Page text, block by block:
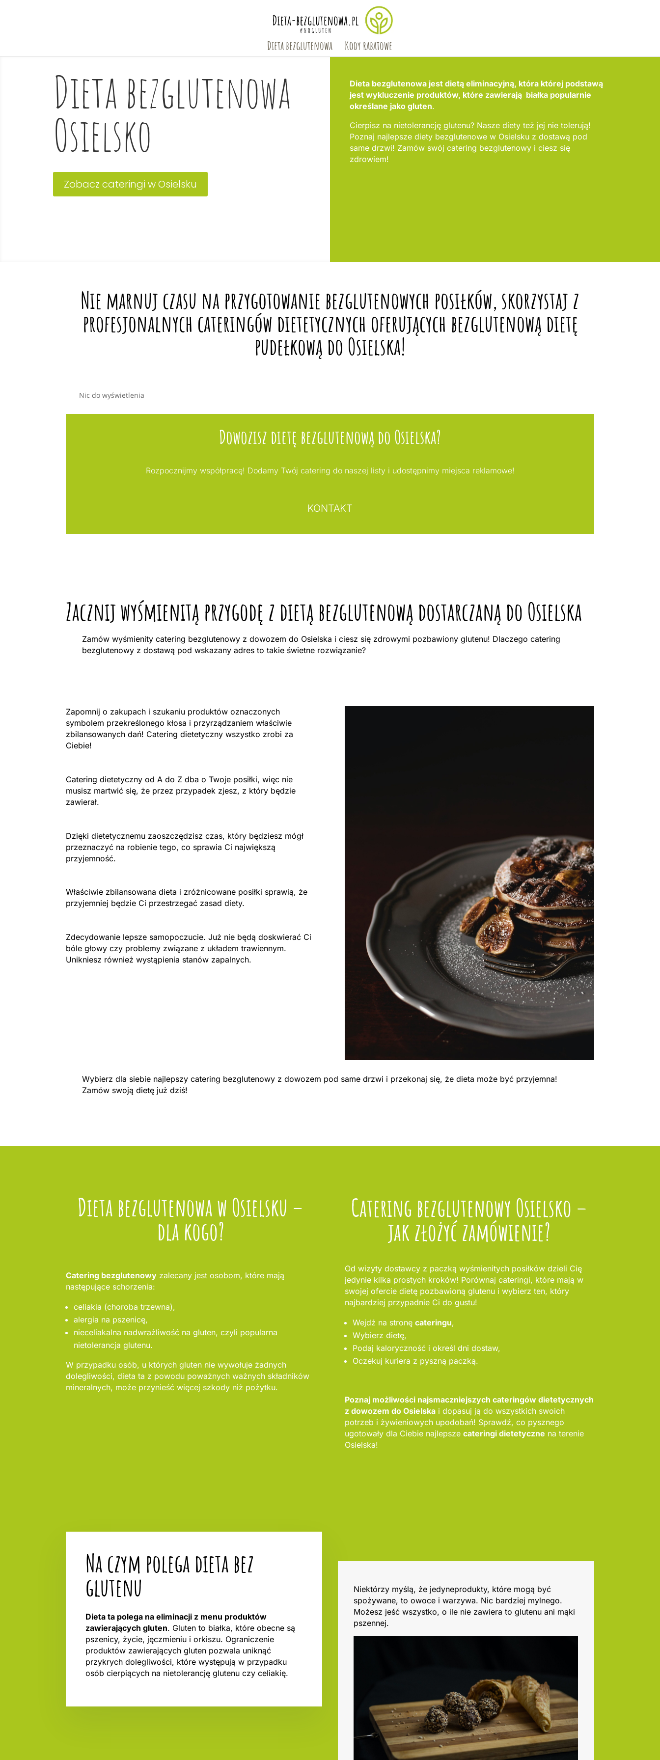
Dieta bezglutenowa Kody rabatowe
Dieta bezglutenowa
Osielsko
Zobacz cateringi w Osielsku
Dieta bezglutenowa jest dietą eliminacyjną, która której podstawą
jest wykluczenie produktów, które zawierają białka popularnie
określane jako gluten.
Cierpisz na nietolerancję glutenu? Nasze diety też jej nie tolerują!
Poznaj najlepsze diety bezglutenowe w Osielsku z dostawą pod
same drzwi! Zamów swój catering bezglutenowy i ciesz się
zdrowiem!
Nie marnuj czasu na przygotowanie bezglutenowych posiłków, skorzystaj z
profesjonalnych cateringów dietetycznych oferujących bezglutenową dietę
pudełkową do Osielska!
Nic do wyświetlenia
Dowozisz dietę bezglutenową do Osielska?
Rozpocznijmy współpracę! Dodamy Twój catering do naszej listy i udostępnimy miejsca reklamowe!
KONTAKT
Zacznij wyśmienitą przygodę z dietą bezglutenową dostarczaną do Osielska
Zamów wyśmienity catering bezglutenowy z dowozem do Osielska i ciesz się zdrowymi pozbawiony glutenu! Dlaczego catering
bezglutenowy z dostawą pod wskazany adres to takie świetne rozwiązanie?
Zapomnij o zakupach i szukaniu produktów oznaczonych
symbolem przekreślonego kłosa i przyrządzaniem właściwie
zbilansowanych dań! Catering dietetyczny wszystko zrobi za
Ciebie!
Catering dietetyczny od A do Z dba o Twoje posiłki, więc nie
musisz martwić się, że przez przypadek zjesz, z który będzie
zawierał.
Dzięki dietetycznemu zaoszczędzisz czas, który będziesz mógł
przeznaczyć na robienie tego, co sprawia Ci największą
przyjemność.
Właściwie zbilansowana dieta i zróżnicowane posiłki sprawią, że
przyjemniej będzie Ci przestrzegać zasad diety.
Zdecydowanie lepsze samopoczucie. Już nie będą doskwierać Ci
bóle głowy czy problemy związane z układem trawiennym.
Unikniesz również wystąpienia stanów zapalnych.
Wybierz dla siebie najlepszy catering bezglutenowy z dowozem pod same drzwi i przekonaj się, że dieta może być przyjemna!
Zamów swoją dietę już dziś!
Dieta bezglutenowa w Osielsku –
dla kogo?
Catering bezglutenowy zalecany jest osobom, które mają
następujące schorzenia:
celiakia (choroba trzewna),
alergia na pszenicę,
nieceliakalna nadwrażliwość na gluten, czyli popularna
nietolerancja glutenu.
W przypadku osób, u których gluten nie wywołuje żadnych
dolegliwości, dieta ta z powodu poważnych ważnych składników
mineralnych, może przynieść więcej szkody niż pożytku.
Catering bezglutenowy Osielsko –
jak złożyć zamówienie?
Od wizyty dostawcy z paczką wyśmienitych posiłków dzieli Cię
jedynie kilka prostych kroków! Porównaj cateringi, które mają w
swojej ofercie dietę pozbawioną glutenu i wybierz ten, który
najbardziej przypadnie Ci do gustu!
Wejdź na stronę cateringu,
Wybierz dietę,
Podaj kaloryczność i określ dni dostaw,
Oczekuj kuriera z pyszną paczką.
Poznaj możliwości najsmaczniejszych cateringów dietetycznych
z dowozem do Osielskai dopasuj ją do wszystkich swoich
potrzeb i żywieniowych upodobań! Sprawdź, co pysznego
ugotowały dla Ciebie najlepsze cateringi dietetyczne na terenie
Osielska!
Na czym polega dieta bez
glutenu
Dieta ta polega na eliminacji z menu produktów
zawierających gluten. Gluten to białka, które obecne są
pszenicy, życie, jęczmieniu i orkiszu. Ograniczenie
produktów zawierających gluten pozwala uniknąć
przykrych dolegliwości, które występują w przypadku
osób cierpiących na nietolerancję glutenu czy celiakię.
Niektórzy myślą, że jedyneprodukty, które mogą być
spożywane, to owoce i warzywa. Nic bardziej mylnego.
Możesz jeść wszystko, o ile nie zawiera to glutenu ani mąki
pszennej.